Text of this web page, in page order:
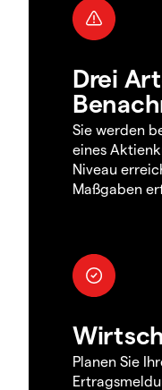
Drei
Sie werden
eines
Niveau
Maßgaben
Planen Sie